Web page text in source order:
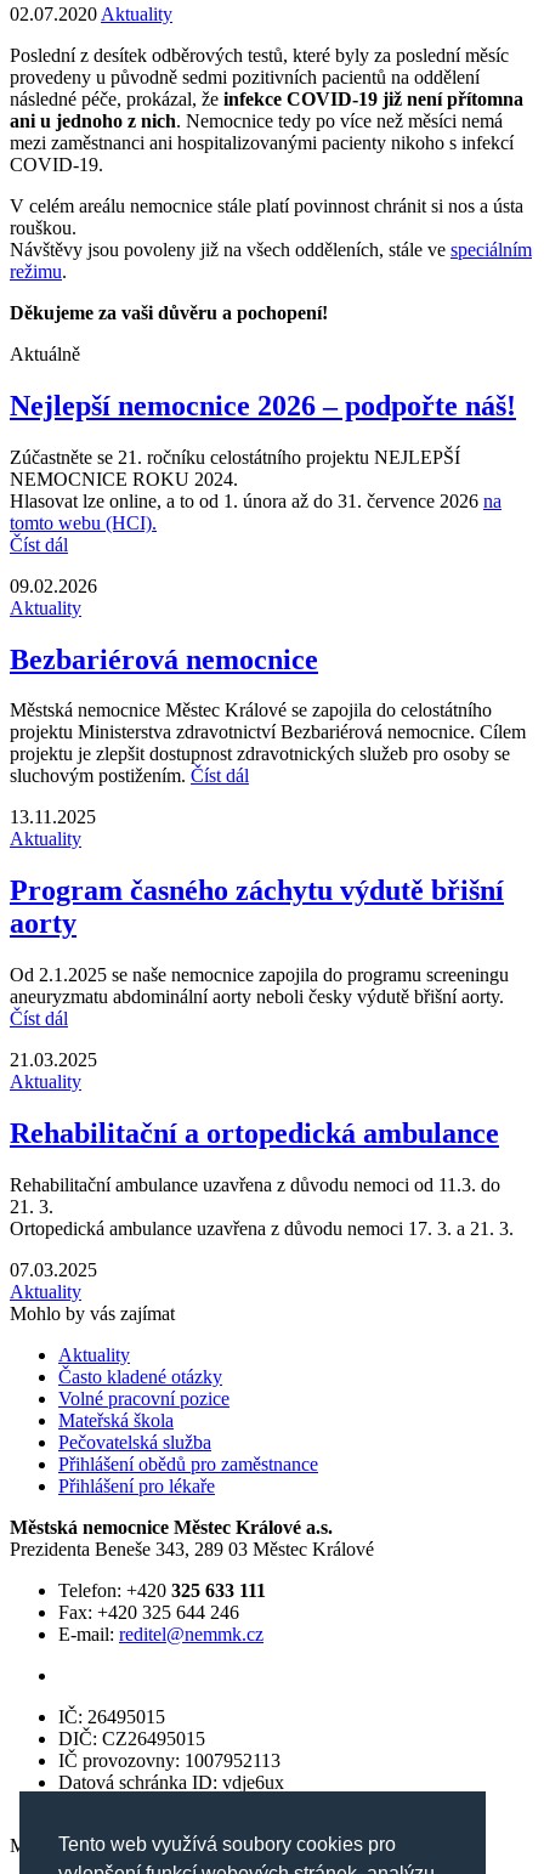
Tento web využívá soubory cookies pro
02.07.2020 Aktuality
Poslední z desítek odběrových testů, které byly za poslední měsíc
provedeny u původně sedmi pozitivních pacientů na oddělení
následné péče, prokázal, že infekce COVID-19 již není přítomna
ani u jednoho z nich. Nemocnice tedy po více než měsíci nemá
mezi zaměstnanci ani hospitalizovanými pacienty nikoho s infekcí
COVID-19.
V celém areálu nemocnice stále platí povinnost chránit si nos a ústa
rouškou.
Návštěvy jsou povoleny již na všech odděleních, stále ve speciálním
režimu.
Děkujeme za vaši důvěru a pochopení!
Aktuálně
Nejlepší nemocnice 2026 – podpořte náš!
Zúčastněte se 21. ročníku celostátního projektu NEJLEPŠÍ
NEMOCNICE ROKU 2024.
Hlasovat lze online, a to od 1. února až do 31. července 2026 na
tomto webu (HCI).
Číst dál
09.02.2026
Aktuality
Bezbariérová nemocnice
Městská nemocnice Městec Králové se zapojila do celostátního
projektu Ministerstva zdravotnictví Bezbariérová nemocnice. Cílem
projektu je zlepšit dostupnost zdravotnických služeb pro osoby se
sluchovým postižením. Číst dál
13.11.2025
Aktuality
Program časného záchytu výdutě břišní
aorty
Od 2.1.2025 se naše nemocnice zapojila do programu screeningu
aneuryzmatu abdominální aorty neboli česky výdutě břišní aorty.
Číst dál
21.03.2025
Aktuality
Rehabilitační a ortopedická ambulance
Rehabilitační ambulance uzavřena z důvodu nemoci od 11.3. do
21. 3.
Ortopedická ambulance uzavřena z důvodu nemoci 17. 3. a 21. 3.
07.03.2025
Aktuality
Mohlo by vás zajímat
Aktuality
Často kladené otázky
Volné pracovní pozice
Mateřská škola
Pečovatelská služba
Přihlášení obědů pro zaměstnance
Přihlášení pro lékaře
Městská nemocnice Městec Králové a.s.
Prezidenta Beneše 343, 289 03 Městec Králové
Telefon: +420 325 633 111
Fax: +420 325 644 246
E-mail: reditel@nemmk.cz
IČ: 26495015
DIČ: CZ26495015
IČ provozovny: 1007952113
Datová schránka ID: vdje6ux
Menu footer